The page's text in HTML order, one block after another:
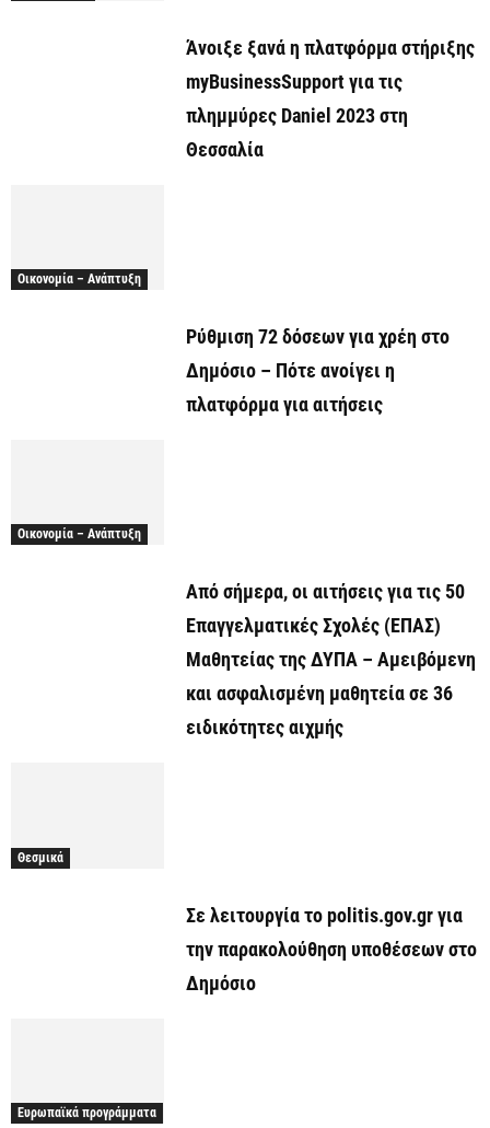
Άνοιξε ξανά η πλατφόρμα στήριξης
myBusinessSupport για τις
πλημμύρες Daniel 2023 στη
Θεσσαλία
Οικονομία – Ανάπτυξη
Ρύθμιση 72 δόσεων για χρέη στο
Δημόσιο – Πότε ανοίγει η
πλατφόρμα για αιτήσεις
Οικονομία – Ανάπτυξη
Από σήμερα, οι αιτήσεις για τις 50
Επαγγελματικές Σχολές (ΕΠΑΣ)
Μαθητείας της ΔΥΠΑ – Αμειβόμενη
και ασφαλισμένη μαθητεία σε 36
ειδικότητες αιχμής
Θεσμικά
Σε λειτουργία το politis.gov.gr για
την παρακολούθηση υποθέσεων στο
Δημόσιο
Ευρωπαϊκά προγράμματα